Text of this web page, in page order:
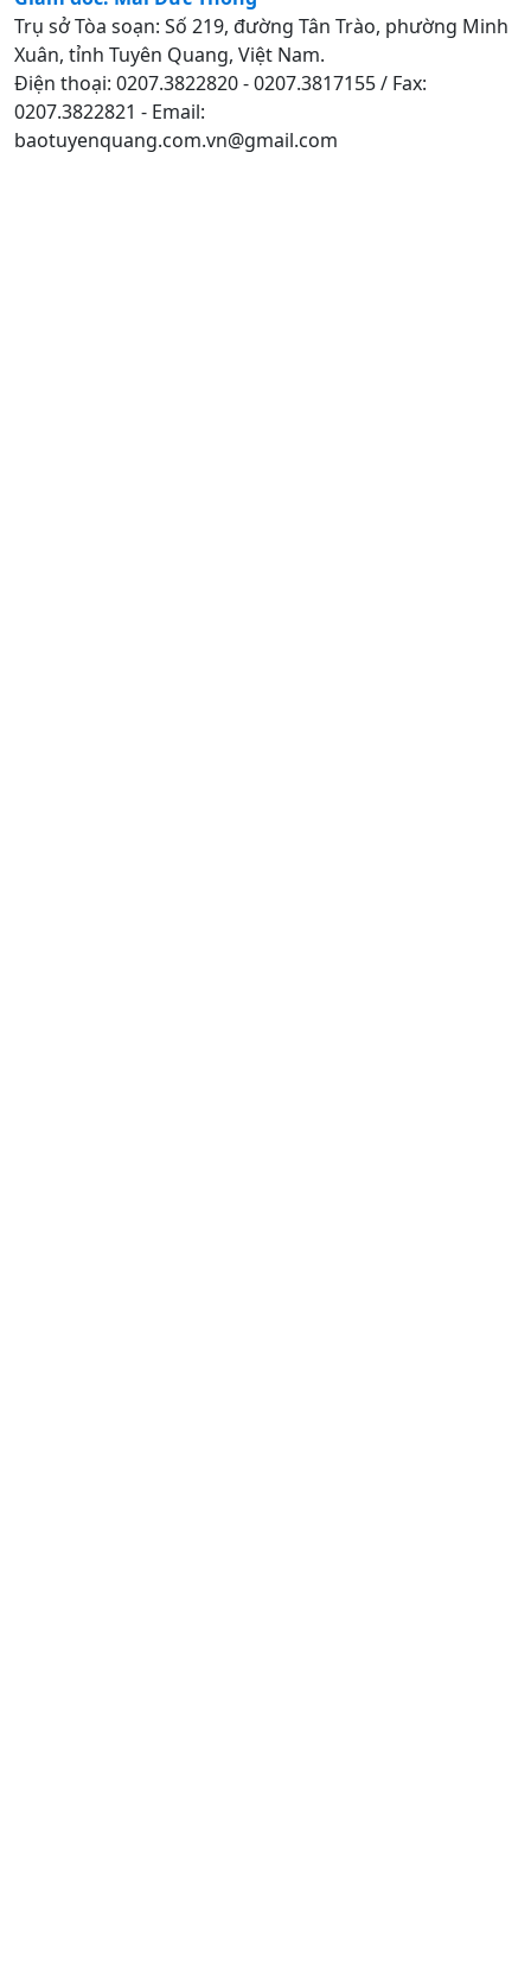
Trụ sở Tòa soạn: Số 219, đường Tân Trào, phường Minh
Xuân, tỉnh Tuyên Quang, Việt Nam.
Điện thoại: 0207.3822820 - 0207.3817155 / Fax:
0207.3822821 - Email:
baotuyenquang.com.vn@gmail.com